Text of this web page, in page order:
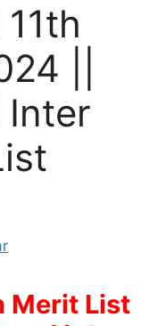
||
Inter
Merit List